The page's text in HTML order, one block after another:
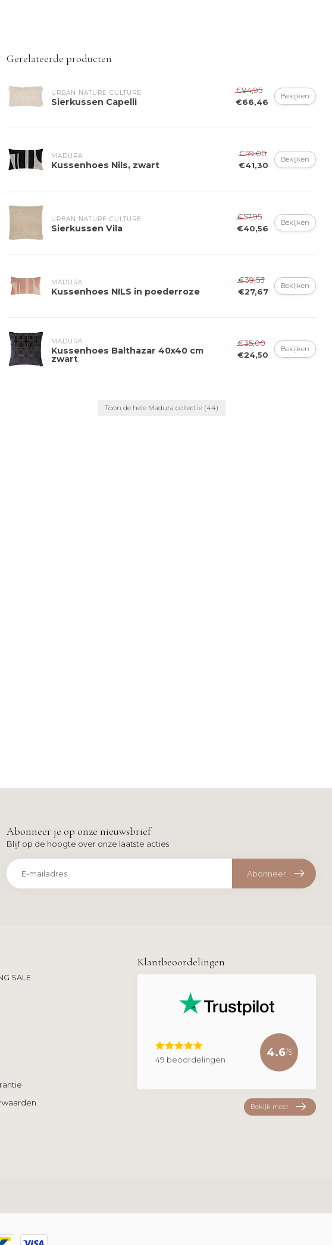
Gerelateerde producten
URBAN NATURE CULTURE
Sierkussen Capelli
€94,95
€66,46
Bekijken
MADURA
Kussenhoes Nils, zwart
€59,00
€41,30
Bekijken
URBAN NATURE CULTURE
Sierkussen Vila
€57,95
€40,56
Bekijken
MADURA
Kussenhoes NILS in poederroze
€39,53
€27,67
Bekijken
MADURA
Kussenhoes Balthazar 40x40 cm
zwart
€35,00
€24,50
Bekijken
Toon de hele Madura collectie (44)
Abonneer je op onze nieuwsbrief
Blijf op de hoogte over onze laatste acties
Abonneer
SALE
Klantbeoordelingen
49 beoordelingen
4.6/5
Bekijk meer